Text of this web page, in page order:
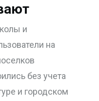
и
на
без учета
и городском